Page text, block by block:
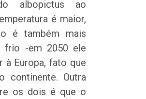
albopictus ao
é maior,
é também mais
frio -em 2050 ele
à Europa, fato que
continente. Outra
os dois é que o